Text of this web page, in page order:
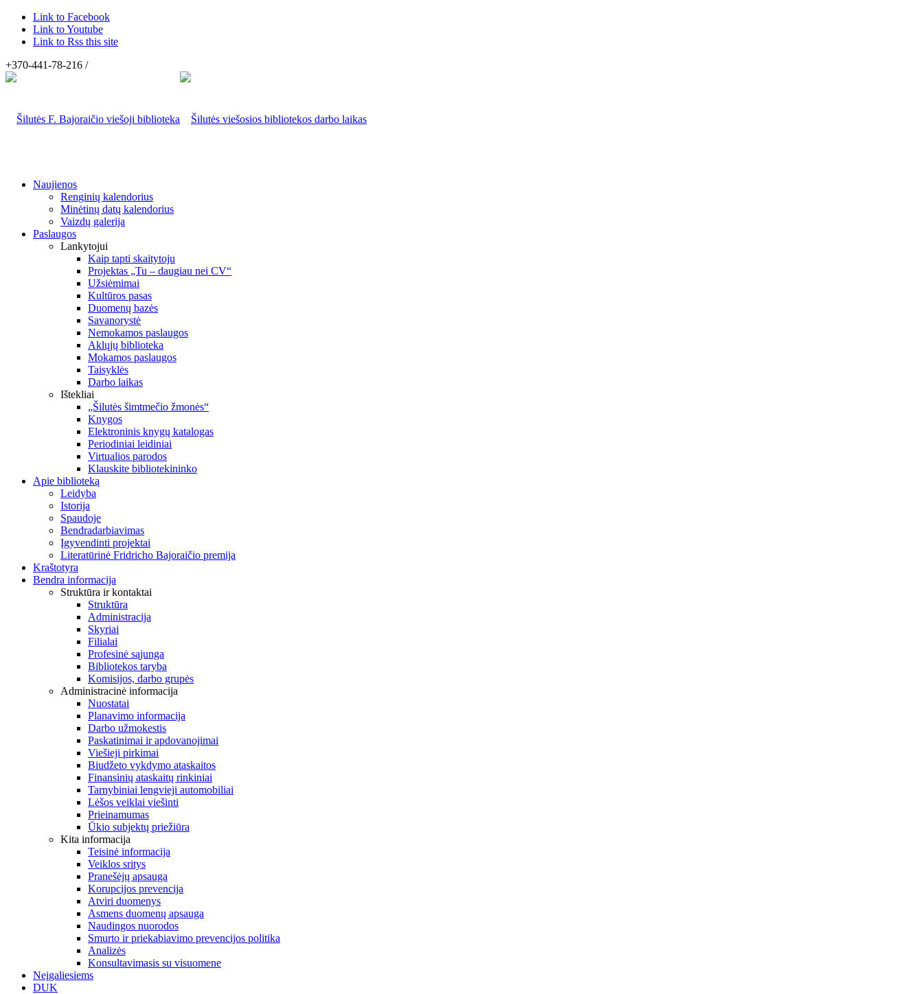
Link to Facebook
Link to Youtube
Link to Rss this site
+370-441-78-216 /
Naujienos
Renginių kalendorius
Minėtinų datų kalendorius
Vaizdų galerija
Paslaugos
Lankytojui
Kaip tapti skaitytoju
Projektas „Tu – daugiau nei CV“
Užsiėmimai
Kultūros pasas
Duomenų bazės
Savanorystė
Nemokamos paslaugos
Aklųjų biblioteka
Mokamos paslaugos
Taisyklės
Darbo laikas
Ištekliai
„Šilutės šimtmečio žmonės“
Knygos
Elektroninis knygų katalogas
Periodiniai leidiniai
Virtualios parodos
Klauskite bibliotekininko
Apie biblioteką
Leidyba
Istorija
Spaudoje
Bendradarbiavimas
Įgyvendinti projektai
Literatūrinė Fridricho Bajoraičio premija
Kraštotyra
Bendra informacija
Struktūra ir kontaktai
Struktūra
Administracija
Skyriai
Filialai
Profesinė sąjunga
Bibliotekos taryba
Komisijos, darbo grupės
Administracinė informacija
Nuostatai
Planavimo informacija
Darbo užmokestis
Paskatinimai ir apdovanojimai
Viešieji pirkimai
Biudžeto vykdymo ataskaitos
Finansinių ataskaitų rinkiniai
Tarnybiniai lengvieji automobiliai
Lėšos veiklai viešinti
Prieinamumas
Ūkio subjektų priežiūra
Kita informacija
Teisinė informacija
Veiklos sritys
Pranešėjų apsauga
Korupcijos prevencija
Atviri duomenys
Asmens duomenų apsauga
Naudingos nuorodos
Smurto ir priekabiavimo prevencijos politika
Analizės
Konsultavimasis su visuomene
Neįgaliesiems
DUK